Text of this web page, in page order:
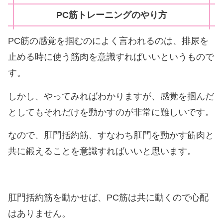
PC筋トレーニングのやり方
PC筋の感覚を掴むのによく言われるのは、排尿を
止める時に使う筋肉を意識すればいいというもので
す。
しかし、やってみればわかりますが、感覚を掴んだ
としてもそれだけを動かすのが非常に難しいです。
なので、肛門括約筋、すなわち肛門を動かす筋肉と
共に鍛えることを意識すればいいと思います。
肛門括約筋を動かせば、PC筋は共に動くので心配
はありません。